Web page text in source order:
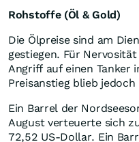
Rohstoffe (Öl & Gold)
Die Ölpreise sind am
gestiegen. Für
Angriff auf einen Tanker
Preisanstieg blieb
Ein Barrel der
August verteuerte sich
72,52 US-Dollar. Ein